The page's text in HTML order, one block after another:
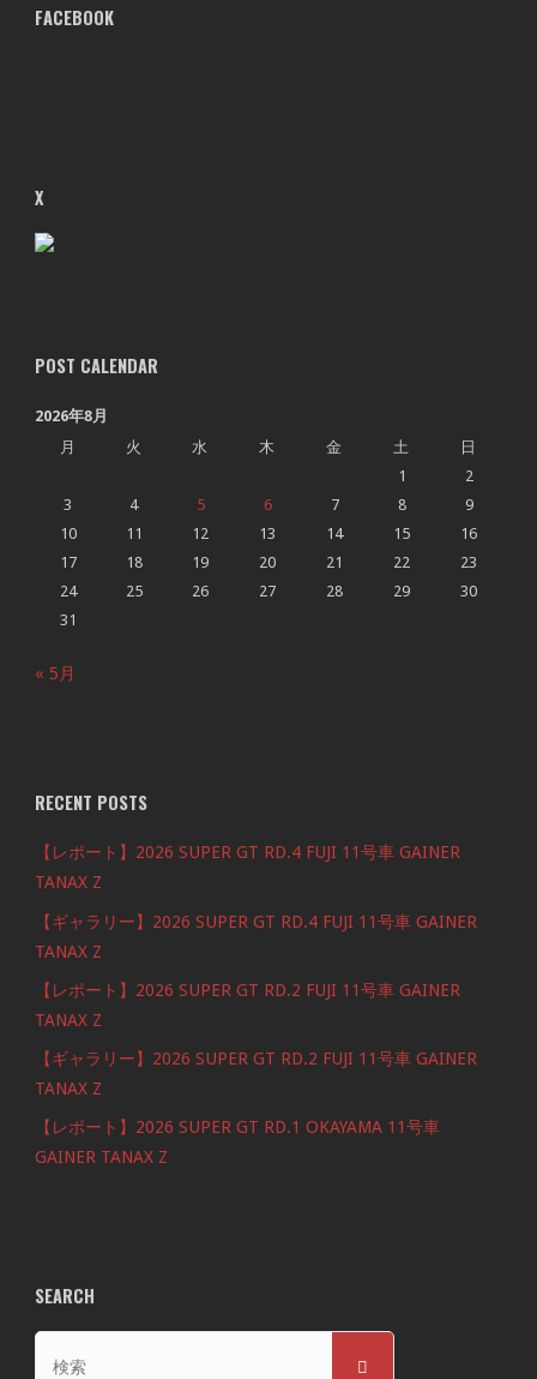
FACEBOOK
X
POST CALENDAR
2026年8月
月
火 水 木 金 土
日
1
2
3
4 5 6 7 8
9
10
11 12 13 14 15
16
17
18 19 20 21 22
23
24
25 26 27 28 29
30
31
« 5月
RECENT POSTS
【レポート】2026 SUPER GT RD.4 FUJI 11号車 GAINER
TANAX Z
【ギャラリー】2026 SUPER GT RD.4 FUJI 11号車 GAINER
TANAX Z
【レポート】2026 SUPER GT RD.2 FUJI 11号車 GAINER
TANAX Z
【ギャラリー】2026 SUPER GT RD.2 FUJI 11号車 GAINER
TANAX Z
【レポート】2026 SUPER GT RD.1 OKAYAMA 11号車
GAINER TANAX Z
SEARCH
検